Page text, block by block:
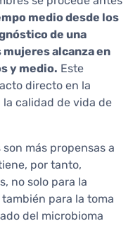
medio desde los
de una
alcanza en
y medio. Este
directo en la
calidad de vida de
más propensas a
por tanto,
no solo para la
para la toma
del microbioma